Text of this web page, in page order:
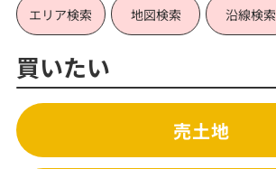
エリア検索 地図検索 沿線検索
買いたい
売土地